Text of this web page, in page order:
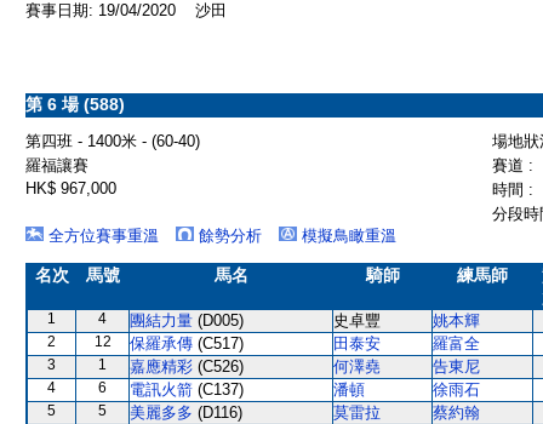
賽事日期: 19/04/2020 沙田
第 6 場 (588)
第四班 - 1400米 - (60-40)
場地
羅福讓賽
賽道 :
HK$ 967,000
時間 :
分段
全方位賽事重溫
餘勢分析 模擬鳥瞰重溫
名次 馬號 馬名 騎師 練馬師
1 4 團結力量 (D005) 史卓豐 姚本輝
2 12 保羅承傳 (C517) 田泰安 羅富全
3 1 嘉應精彩 (C526) 何澤堯 告東尼
4 6 電訊火箭 (C137) 潘頓 徐雨石
5 5 美麗多多 (D116) 莫雷拉 蔡約翰